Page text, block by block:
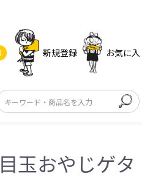
新規登録 お気に入
玉おやじゲタ